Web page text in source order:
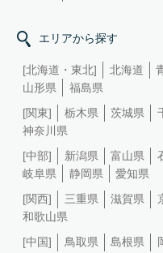
エリアから探す
[北海道・東北] 北海道
山形県
福島県
[関東]
栃木県 茨城県
神奈川県
[中部]
新潟県 富山県
岐阜県
静岡県
愛知県
[関西]
三重県 滋賀県
和歌山県
[中国]
鳥取県 島根県